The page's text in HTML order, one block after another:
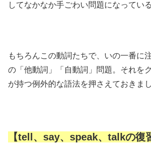
してなかなか手ごわい問題になってい
もちろんこの動詞たちで、いの一番に
の「他動詞」「自動詞」問題。それを
が持つ例外的な語法を押さえておきまし
【tell、say、speak、talkの復